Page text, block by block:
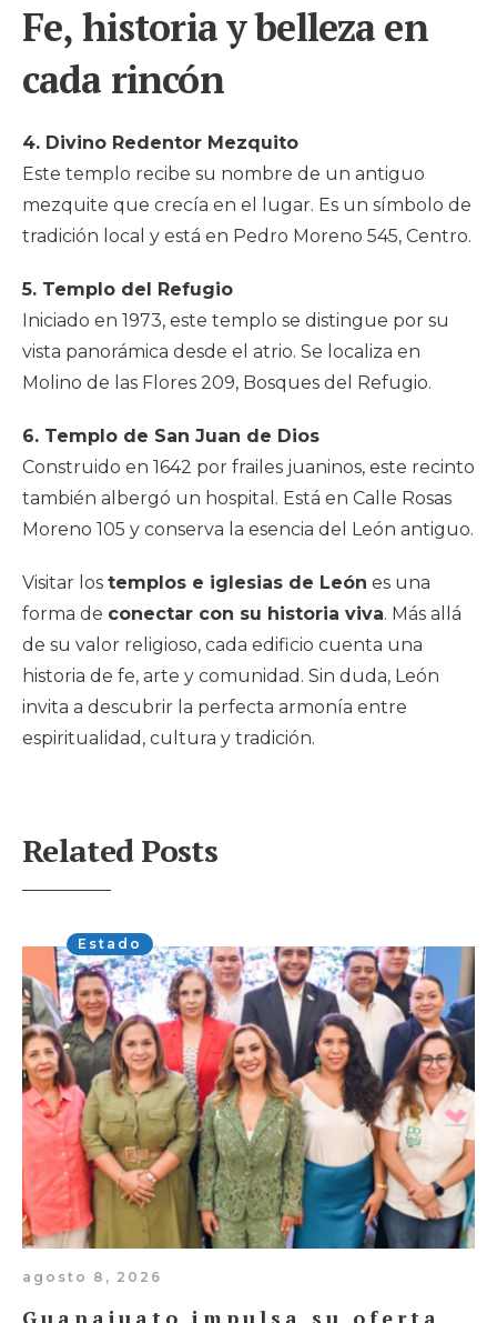
Fe, historia y belleza en
cada rincón
4. Divino Redentor Mezquito
Este templo recibe su nombre de un antiguo
mezquite que crecía en el lugar. Es un símbolo de
tradición local y está en Pedro Moreno 545, Centro.
5. Templo del Refugio
Iniciado en 1973, este templo se distingue por su
vista panorámica desde el atrio. Se localiza en
Molino de las Flores 209, Bosques del Refugio.
6. Templo de San Juan de Dios
Construido en 1642 por frailes juaninos, este recinto
también albergó un hospital. Está en Calle Rosas
Moreno 105 y conserva la esencia del León antiguo.
Visitar los templos e iglesias de León es una
forma de conectar con su historia viva. Más allá
de su valor religioso, cada edificio cuenta una
historia de fe, arte y comunidad. Sin duda, León
invita a descubrir la perfecta armonía entre
espiritualidad, cultura y tradición.
Related Posts
Estado
agosto 8, 2026